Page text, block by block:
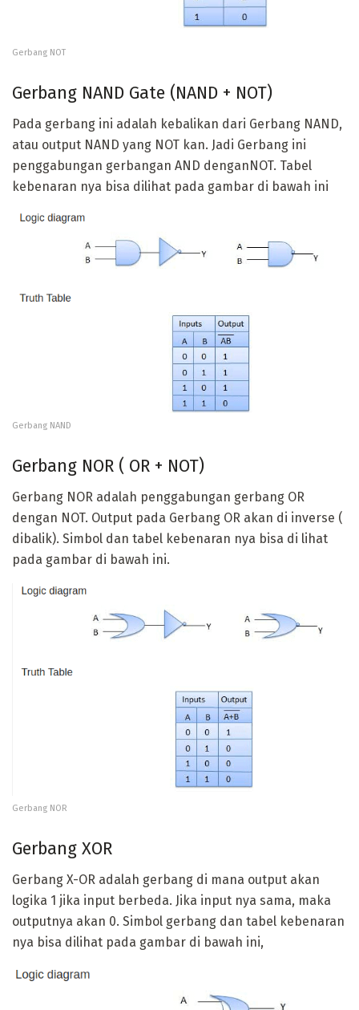
Gerbang NOT
Gerbang NAND Gate (NAND + NOT)
Pada gerbang ini adalah kebalikan dari Gerbang NAND,
atau output NAND yang NOT kan. Jadi Gerbang ini
penggabungan gerbangan AND denganNOT. Tabel
kebenaran nya bisa dilihat pada gambar di bawah ini
Gerbang NAND
Gerbang NOR ( OR + NOT)
Gerbang NOR adalah penggabungan gerbang OR
dengan NOT. Output pada Gerbang OR akan di inverse (
dibalik). Simbol dan tabel kebenaran nya bisa di lihat
pada gambar di bawah ini.
Gerbang NOR
Gerbang XOR
Gerbang X-OR adalah gerbang di mana output akan
logika 1 jika input berbeda. Jika input nya sama, maka
outputnya akan 0. Simbol gerbang dan tabel kebenaran
nya bisa dilihat pada gambar di bawah ini,